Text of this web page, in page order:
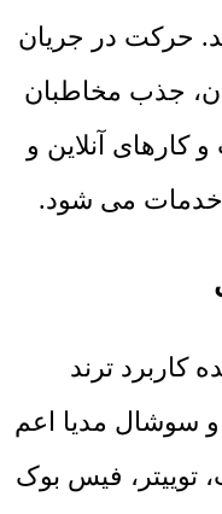
حرکت در جریان
جذب مخاطبان
آنلاین و
می شود.
کاربرد ترند
سوشال مدیا اعم
توییتر، فیس بوک